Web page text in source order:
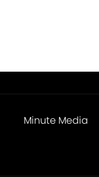
Minute Media